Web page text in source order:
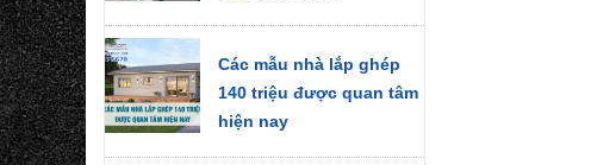
Các mẫu nhà lắp ghép
140 triệu được quan tâm
hiện nay